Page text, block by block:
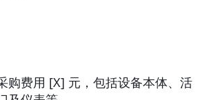
购费用 [X] 元，包括设备本体、活